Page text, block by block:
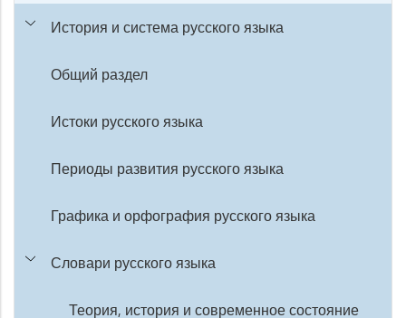
История и система русского языка
Общий раздел
Истоки русского языка
Периоды развития русского языка
Графика и орфография русского языка
Словари русского языка
Теория, история и современное состояние